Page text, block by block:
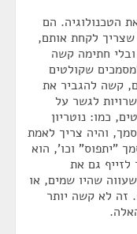
הטכנולוגיה. הם
שצריך לקחת אותם,
חתימה קשה
שקולטים
קשה להגביר את
לגשר על
כמו: נוטריון
והיה צריך לאמת
"יתפוס" וכו', הוא
לזייף גם את
שהיו שמים, או
זה לא קשה יותר